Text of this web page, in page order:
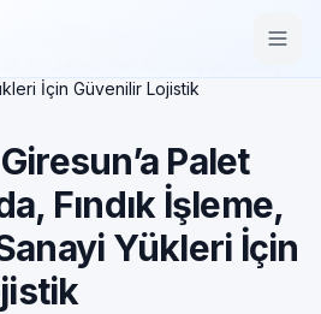
Giresun’a Palet Gönder –
İçin Güvenilir Lojistik
Palet
Fındık İşleme,
Yükleri İçin